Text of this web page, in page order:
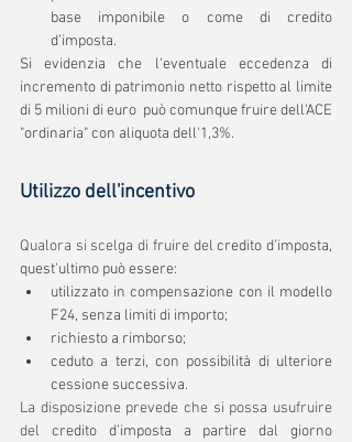
base imponibile o come di credito
d’imposta.
Si evidenzia che l'eventuale eccedenza di
incremento di patrimonio netto rispetto al limite
di 5 milioni di euro  può comunque fruire dell'ACE
"ordinaria" con aliquota dell'1,3%.
Utilizzo dell'incentivo
Qualora si scelga di fruire del credito d’imposta,
quest'ultimo può essere:
utilizzato in compensazione con il modello
F24, senza limiti di importo;
richiesto a rimborso;
ceduto a terzi, con possibilità di ulteriore
cessione successiva.
La disposizione prevede che si possa usufruire
del credito d’imposta a partire dal giorno